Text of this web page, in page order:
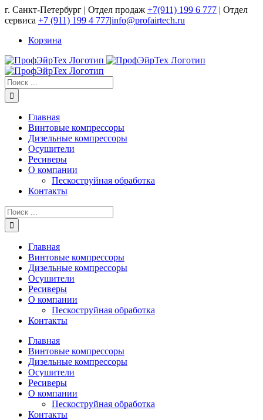
Skip
to
г. Санкт-Петербург | Отдел продаж +7(911) 199 6 777 | Отдел
сервиса +7 (911) 199 4 777|info@profairtech.ru
Корзина
Результат
поиска:
Главная
Винтовые компрессоры
Дизельные компрессоры
Осушители
Ресиверы
О компании
Пескоструйная обработка
Контакты
Результат
поиска:
Главная
Винтовые компрессоры
Дизельные компрессоры
Осушители
Ресиверы
О компании
Пескоструйная обработка
Контакты
Главная
Винтовые компрессоры
Дизельные компрессоры
Осушители
Ресиверы
О компании
Пескоструйная обработка
Контакты